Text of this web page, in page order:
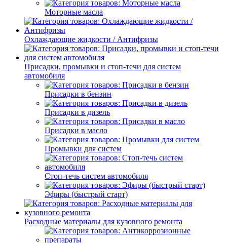
Моторные масла
Охлаждающие жидкости / Антифризы
Присадки, промывки и стоп-течи для систем
автомобиля
Присадки в бензин
Присадки в дизель
Присадки в масло
Промывки для систем
Стоп-течь систем автомобиля
Эфиры (быстрый старт)
Расходные материалы для кузовного ремонта